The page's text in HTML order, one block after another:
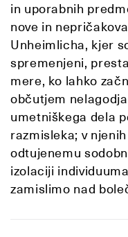
in uporabnih
nove in
Unheimlicha, kjer
spremenjeni,
mere, ko lahko
občutjem
umetniškega dela
razmisleka; v
odtujenemu
izolaciji
zamislimo nad